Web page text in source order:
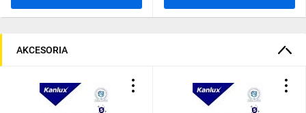
AKCESORIA